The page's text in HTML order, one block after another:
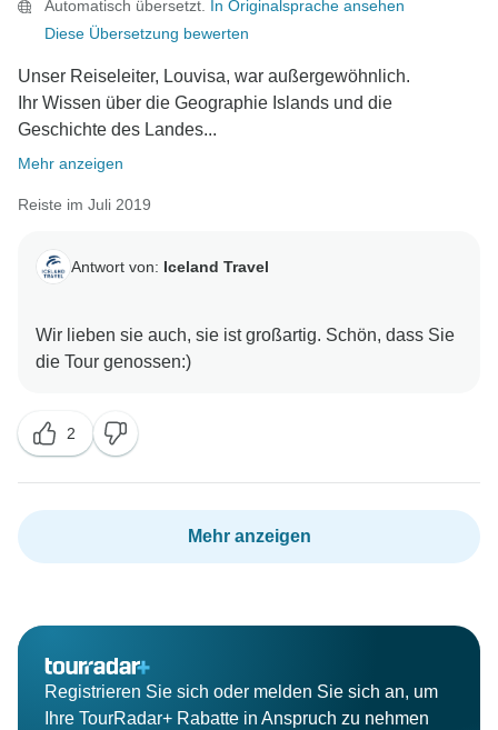
Automatisch übersetzt. In Originalsprache ansehen
Diese Übersetzung bewerten
Unser Reiseleiter, Louvisa, war außergewöhnlich.
Ihr Wissen über die Geographie Islands und die
Geschichte des Landes...
Mehr anzeigen
Reiste im Juli 2019
Antwort von: Iceland Travel
Wir lieben sie auch, sie ist großartig. Schön, dass Sie
2
Mehr anzeigen
Registrieren Sie sich oder melden Sie sich an, um
Ihre TourRadar+ Rabatte in Anspruch zu nehmen